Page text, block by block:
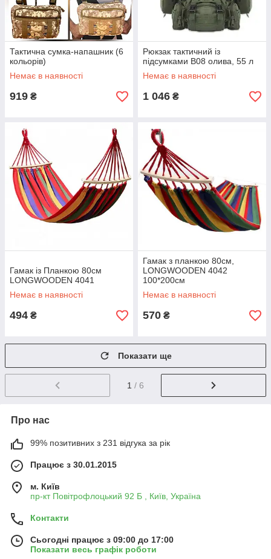
Тактична сумка-напашник (6
кольорів)
Немає в наявності
919 ₴
Рюкзак тактичний із
підсумками B08 олива, 55 л
Немає в наявності
1 046 ₴
Гамак із Планкою 80см
LONGWOODEN 4041
Немає в наявності
494 ₴
Гамак з планкою 80см,
LONGWOODEN 4042
100*200см
Немає в наявності
570 ₴
Показати ще
1 / 6
Про нас
99% позитивних з 231 відгука за рік
Працює з 30.01.2015
м. Київ
пр-кт Повітрофлоцький 92 Б , Київ, Україна
Контакти
Сьогодні працює з 09:00 до 17:00
Показати весь графік роботи